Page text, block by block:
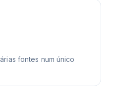
fontes num único